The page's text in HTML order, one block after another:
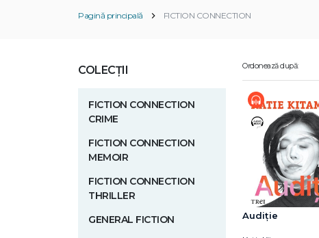
Pagină principală FICTION CONNECTION
COLECȚII
FICTION CONNECTION
CRIME
FICTION CONNECTION
MEMOIR
FICTION CONNECTION
THRILLER
GENERAL FICTION
Ordonează după:
Audiție